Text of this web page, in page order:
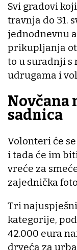
Svi gradovi
travnja do 31.
jednodnevnu
prikupljanja
to u suradnji
udrugama i
Novčana
sadnica
Volonteri će
i tada će im
vreće za
zajednička
Tri
kategorije,
42.000 eura
drveća za